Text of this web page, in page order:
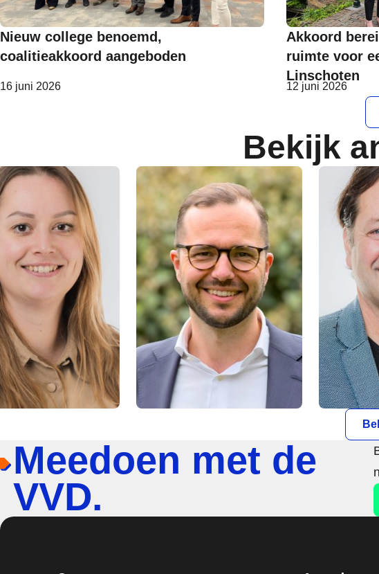
Nieuw college benoemd,
coalitieakkoord aangeboden
16 juni 2026
Akkoord
ruimte voor
Linschoten
12 juni 2026
Bekijk
Meedoen met de
VVD.